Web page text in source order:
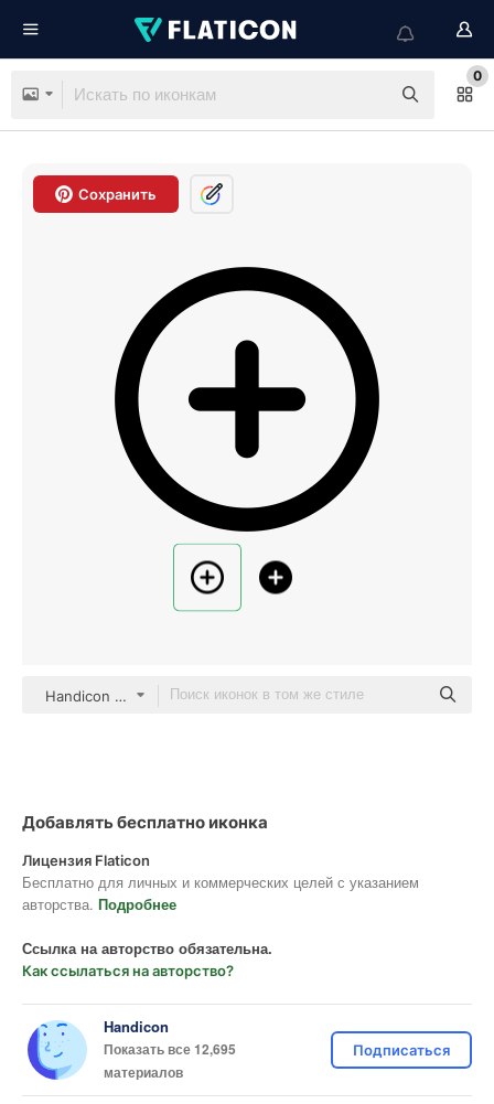
0
Сохранить
Handicon Basic Outline
Добавлять бесплатно иконка
Лицензия Flaticon
Бесплатно для личных и коммерческих целей с указанием
авторства. Подробнее
Ссылка на авторство обязательна.
Как ссылаться на авторство?
Handicon
Показать все 12,695
материалов
Подписаться